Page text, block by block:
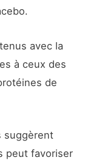
avec la
à ceux des
de
suggèrent
peut favoriser